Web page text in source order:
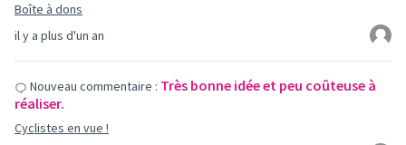
il y a plus d'un an
Boîte à dons
Nouveau commentaire : Très bonne idée et peu coûteuse à
réaliser.
Cyclistes en vue !